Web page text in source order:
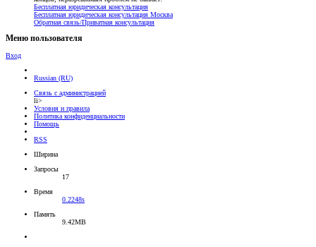
Бесплатная юридическая консультация
Бесплатная юридическая консультация Москва
Обратная связь/Приватная консультация
Меню пользователя
Вход
Russian (RU)
Связь с администрацией
li>
Условия и правила
Политика конфиденциальности
Помощь
RSS
Ширина
Запросы
17
Время
0.2248s
Память
9.42MB